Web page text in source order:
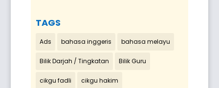
TAGS
Ads bahasa inggeris bahasa melayu
Bilik Darjah / Tingkatan Bilik Guru
cikgu fadli cikgu hakim